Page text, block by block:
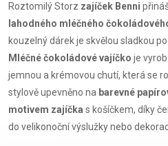
Roztomilý Storz zajíček Benni
lahodného mléčného
kouzelný dárek je skvělou sladkou
Mléčné čokoládové vajíčko je
jemnou a krémovou chutí, která se
stylově upevněno na barevné
motivem zajíčka s košíčkem, díky
do velikonoční výslužky nebo